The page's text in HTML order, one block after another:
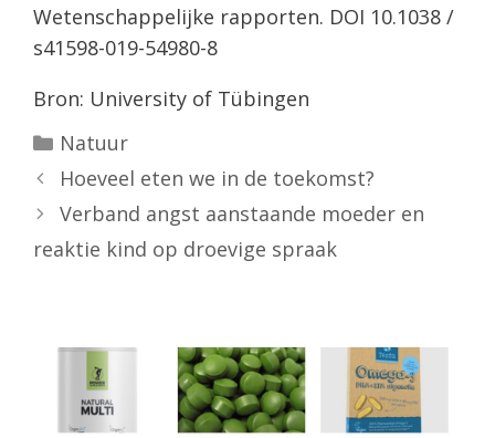
Wetenschappelijke rapporten. DOI 10.1038 /
s41598-019-54980-8
Bron: University of Tübingen
Categorieën
Natuur
Hoeveel eten we in de toekomst?
Verband angst aanstaande moeder en
reaktie kind op droevige spraak